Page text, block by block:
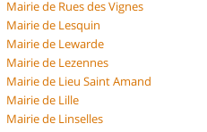
Mairie de Rues des Vignes
Mairie de Lesquin
Mairie de Lewarde
Mairie de Lezennes
Mairie de Lieu Saint Amand
Mairie de Lille
Mairie de Linselles